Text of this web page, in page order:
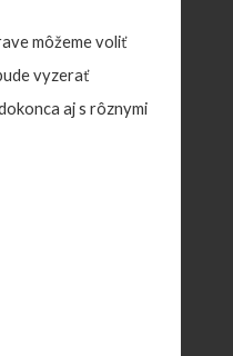
môžeme voliť
vyzerať
aj s rôznymi